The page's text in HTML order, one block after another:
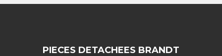
PIECES DETACHEES BRANDT